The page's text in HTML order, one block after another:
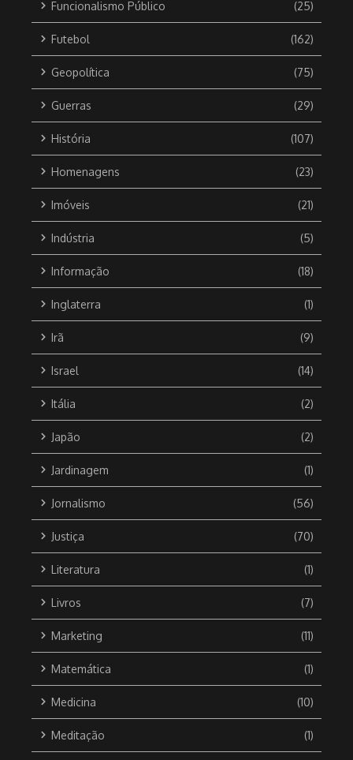
Funcionalismo Público (25)
Futebol (162)
Geopolítica (75)
Guerras (29)
História (107)
Homenagens (23)
Imóveis (21)
Indústria (5)
Informação (18)
Inglaterra (1)
Irã (9)
Israel (14)
Itália (2)
Japão (2)
Jardinagem (1)
Jornalismo (56)
Justiça (70)
Literatura (1)
Livros (7)
Marketing (11)
Matemática (1)
Medicina (10)
Meditação (1)